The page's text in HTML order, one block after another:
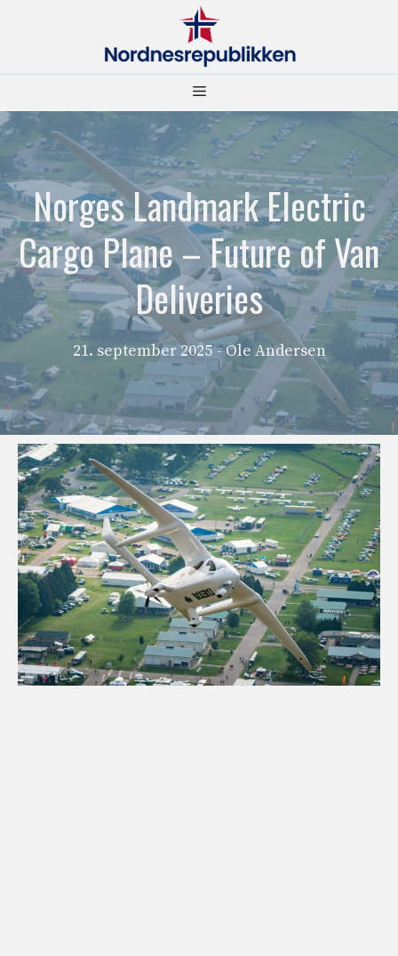
Meny
Norges Landmark Electric
Cargo Plane – Future of Van
Deliveries
21. september 2025 - Ole Andersen